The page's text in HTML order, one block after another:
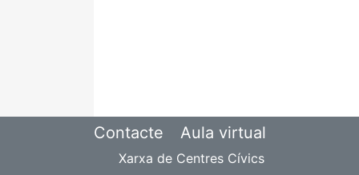
Contacte Aula virtual
Xarxa de Centres Cívics